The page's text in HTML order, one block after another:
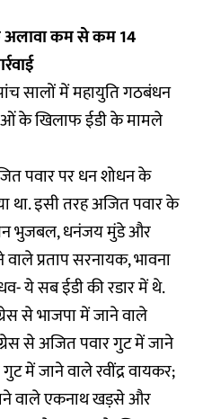
अलावा कम से कम 14
पांच सालों में महायुति गठबंधन
के खिलाफ ईडी के मामले
पवार पर धन शोधन के
था. इसी तरह अजित पवार के
भुजबल, धनंजय मुंडे और
प्रताप सरनायक, भावना
ये सब ईडी की रडार में थे.
से भाजपा में जाने वाले
से अजित पवार गुट में जाने
गुट में जाने वाले रवींद्र वायकर;
वाले एकनाथ खड़से और